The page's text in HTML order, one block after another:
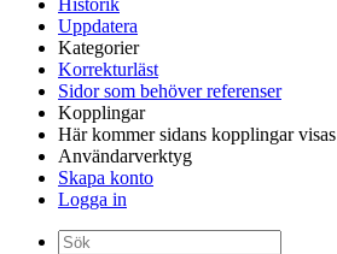
Historik
Uppdatera
Kategorier
Korrekturläst
Sidor som behöver referenser
Kopplingar
Här kommer sidans kopplingar visas
Användarverktyg
Skapa konto
Logga in